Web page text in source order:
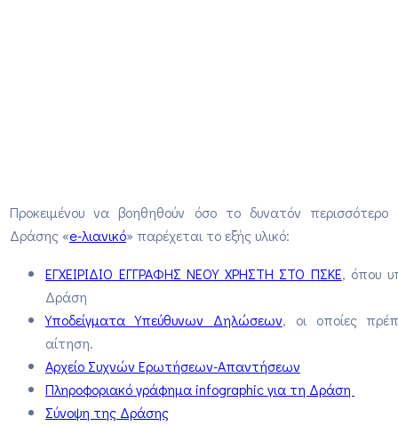
Προκειμένου να βοηθηθούν όσο το δυνατόν περισσότερο
Δράσης «e-λιανικό» παρέχεται το εξής υλικό:
ΕΓΧΕΙΡΙΔΙΟ ΕΓΓΡΑΦΗΣ ΝΕΟΥ ΧΡΗΣΤΗ ΣΤΟ ΠΣΚΕ, όπου
Δράση
Υποδείγματα Υπεύθυνων Δηλώσεων, οι οποίες
αίτηση.
Αρχείο Συχνών Ερωτήσεων-Απαντήσεων
Πληροφοριακό γράφημα infographic για τη Δράση
Σύνοψη της Δράσης